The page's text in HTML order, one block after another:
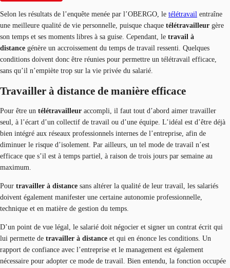
Selon les résultats de l’enquête menée par l’OBERGO, le télétravail entraîne
une meilleure qualité de vie personnelle, puisque chaque télétravailleur gère
son temps et ses moments libres à sa guise. Cependant, le travail à
distance génère un accroissement du temps de travail ressenti. Quelques
conditions doivent donc être réunies pour permettre un télétravail efficace,
sans qu’il n’empiète trop sur la vie privée du salarié.
Travailler à distance de manière efficace
Pour être un télétravailleur accompli, il faut tout d’abord aimer travailler
seul, à l’écart d’un collectif de travail ou d’une équipe. L’idéal est d’être déjà
bien intégré aux réseaux professionnels internes de l’entreprise, afin de
diminuer le risque d’isolement. Par ailleurs, un tel mode de travail n’est
efficace que s’il est à temps partiel, à raison de trois jours par semaine au
maximum.
Pour travailler à distance sans altérer la qualité de leur travail, les salariés
doivent également manifester une certaine autonomie professionnelle,
technique et en matière de gestion du temps.
D’un point de vue légal, le salarié doit négocier et signer un contrat écrit qui
lui permette de travailler à distance et qui en énonce les conditions. Un
rapport de confiance avec l’entreprise et le management est également
nécessaire pour adopter ce mode de travail. Bien entendu, la fonction occupée